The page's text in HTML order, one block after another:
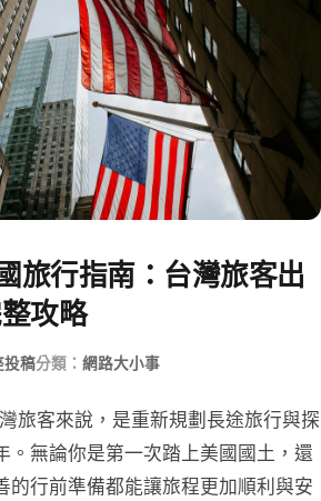
旅行指南：台灣旅客出
攻略
投稿分類： 網路大小事
旅客來說，是重新規劃長途旅行與探
。無論你是第一次踏上美國國土，還
的行前準備都能讓旅程更加順利與安